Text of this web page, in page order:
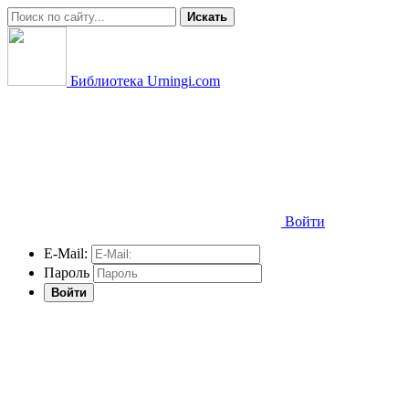
Искать
Библиотека Urningi.com
Войти
E-Mail:
Пароль
Войти